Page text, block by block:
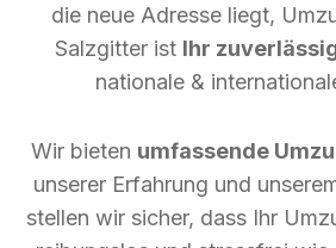
die neue Adresse liegt,
Salzgitter ist Ihr
nationale &
Wir bieten umfassende
unserer Erfahrung und
stellen wir sicher, dass Ihr